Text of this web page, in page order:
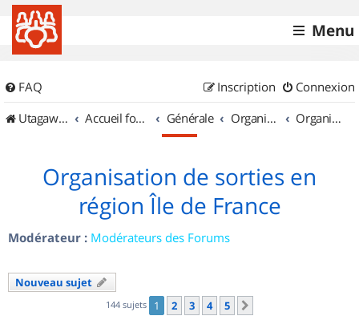
Menu
FAQ Connexion
Inscription
UtagawaVTT (Randos VTT et VTTAE avec traces GPS)
Accueil forum Générale Organisation de sorties & Recherche de partenaires Organisation de sorties en région Île de France
Organisation de sorties en
région Île de France
Modérateur : Modérateurs des Forums
Nouveau sujet
144 sujets 1 2 3 4 5